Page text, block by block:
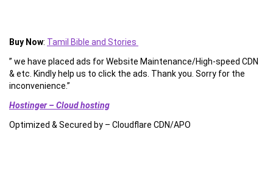
Buy Now: Tamil Bible and Stories
” we have placed ads for Website Maintenance/High-speed CDN
& etc. Kindly help us to click the ads. Thank you. Sorry for the
inconvenience.”
Hostinger – Cloud hosting
Optimized & Secured by – Cloudflare CDN/APO